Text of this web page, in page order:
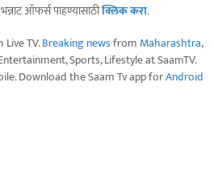
ऑफर्स पाहण्यासाठीक्लिक करा.
TV.Breaking newsfrom Maharashtra,
Sports, Lifestyle at SaamTV.
Download the Saam Tv app forAndroid